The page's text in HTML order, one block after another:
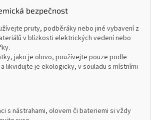
bezpečnost
pruty, podběráky nebo jiné vybavení z
v blízkosti elektrických vedení nebo
jako je olovo, používejte pouze podle
likvidujte je ekologicky, v souladu s místními
s nástrahami, olovem či bateriemi si vždy